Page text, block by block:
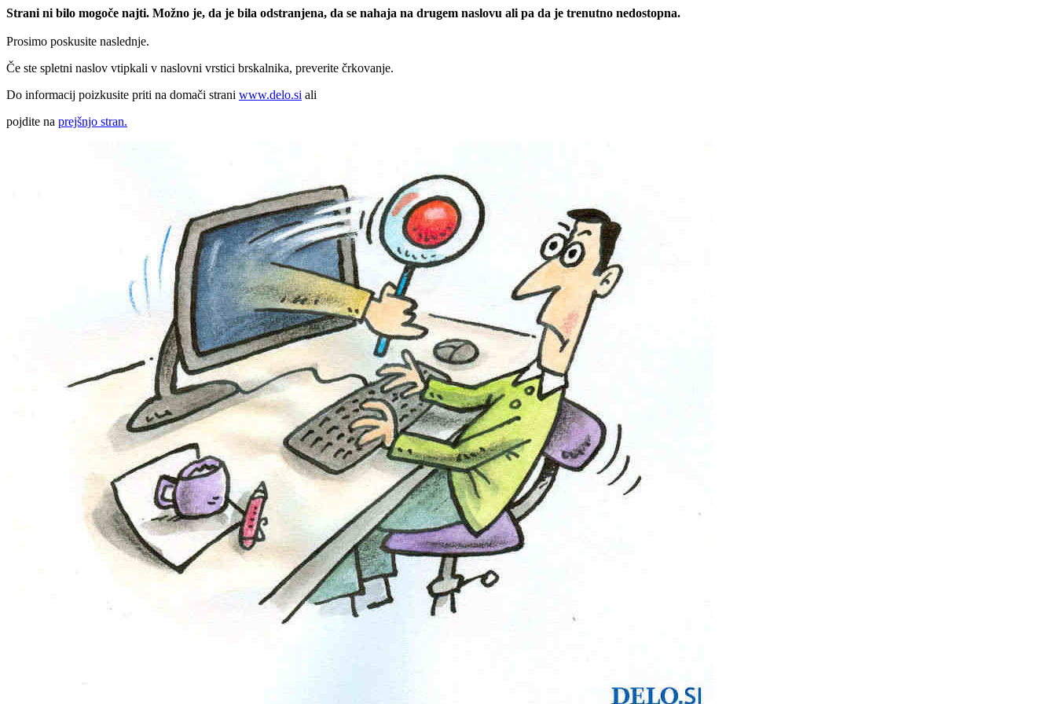
Strani ni bilo mogoče najti. Možno je, da je bila odstranjena, da se nahaja na drugem naslovu ali pa da je trenutno nedostopna.
Prosimo poskusite naslednje.
Če ste spletni naslov vtipkali v naslovni vrstici brskalnika, preverite črkovanje.
Do informacij poizkusite priti na domači strani www.delo.si ali
pojdite na prejšnjo stran.